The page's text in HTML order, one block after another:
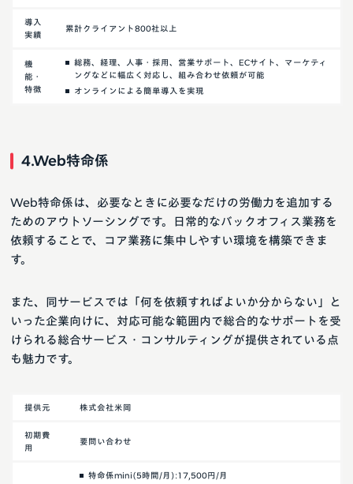
導入
実績
累計クライアント800社以上
機
能・
特徴
総務、経理、人事・採用、営業サポート、ECサイト、マーケティ
ングなどに幅広く対応し、組み合わせ依頼が可能
オンラインによる簡単導入を実現
4.Web特命係
Web特命係は、必要なときに必要なだけの労働力を追加する
ためのアウトソーシングです。日常的なバックオフィス業務を
依頼することで、コア業務に集中しやすい環境を構築できま
す。
また、同サービスでは「何を依頼すればよいか分からない」と
いった企業向けに、対応可能な範囲内で総合的なサポートを受
けられる総合サービス・コンサルティングが提供されている点
も魅力です。
提供元 株式会社米岡
初期費
用
要問い合わせ
特命係mini(5時間/月):17,500円/月